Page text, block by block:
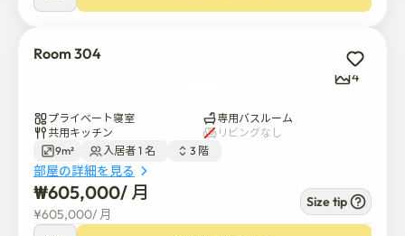
ユンステイのワンルームテルは2~3階でご利用いただけ
分距離のトリプル駅勢5号圏ワンルームテルです5号線峨
号線峨嵯山駅、2号線九宜駅、7号線子供大公園駅徒歩10
分のトリプル駅勢圏ワンルームテルです。
Room 304
4
プライベート寝室
専用バスルーム
共用キッチン
リビングなし
9m²
入居者 1 名 3 階
部屋の詳細を見る
₩605,000/ 月
¥605,000/ 月
Size tip